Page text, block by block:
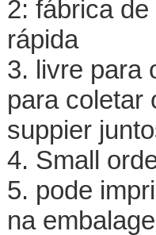
2: fábrica
rápida
3. livre para
para coletar
suppier
4. Small
5. pode
na